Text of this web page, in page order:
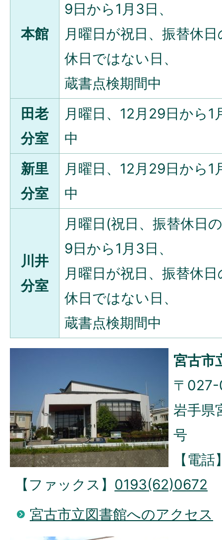
本館
9日から1月3日、
月曜日が祝日、振替休
休日ではない日、
蔵書点検期間中
田老
分室
月曜日、12月29日から
中
新里
分室
月曜日、12月29日から
中
川井
分室
月曜日(祝日、振替休日
9日から1月3日、
月曜日が祝日、振替休
休日ではない日、
蔵書点検期間中
宮古市
〒
岩手県
号
【電話
【ファックス】 0193(62)0672
宮古市立図書館へのアクセス